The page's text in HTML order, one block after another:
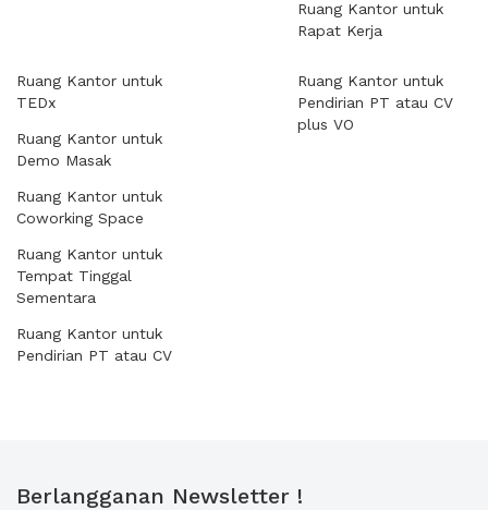
Ruang Kantor untuk
Rapat Kerja
Ruang Kantor untuk
TEDx
Ruang Kantor untuk
Demo Masak
Ruang Kantor untuk
Coworking Space
Ruang Kantor untuk
Tempat Tinggal
Sementara
Ruang Kantor untuk
Pendirian PT atau CV
Ruang Kantor untuk
Pendirian PT atau CV
plus VO
Berlangganan Newsletter !